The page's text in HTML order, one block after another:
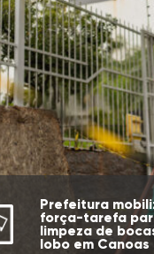
Prefeitura
força-tarefa
limpeza de
lobo em Canoas